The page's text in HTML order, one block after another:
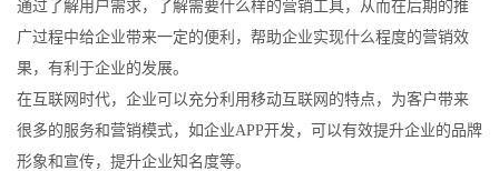
通过了解用户需求，了解需要什么样的营销工具，从而在后期的推
广过程中给企业带来一定的便利，帮助企业实现什么程度的营销效
果，有利于企业的发展。
在互联网时代，企业可以充分利用移动互联网的特点，为客户带来
很多的服务和营销模式，如企业APP开发，可以有效提升企业的品牌
形象和宣传，提升企业知名度等。